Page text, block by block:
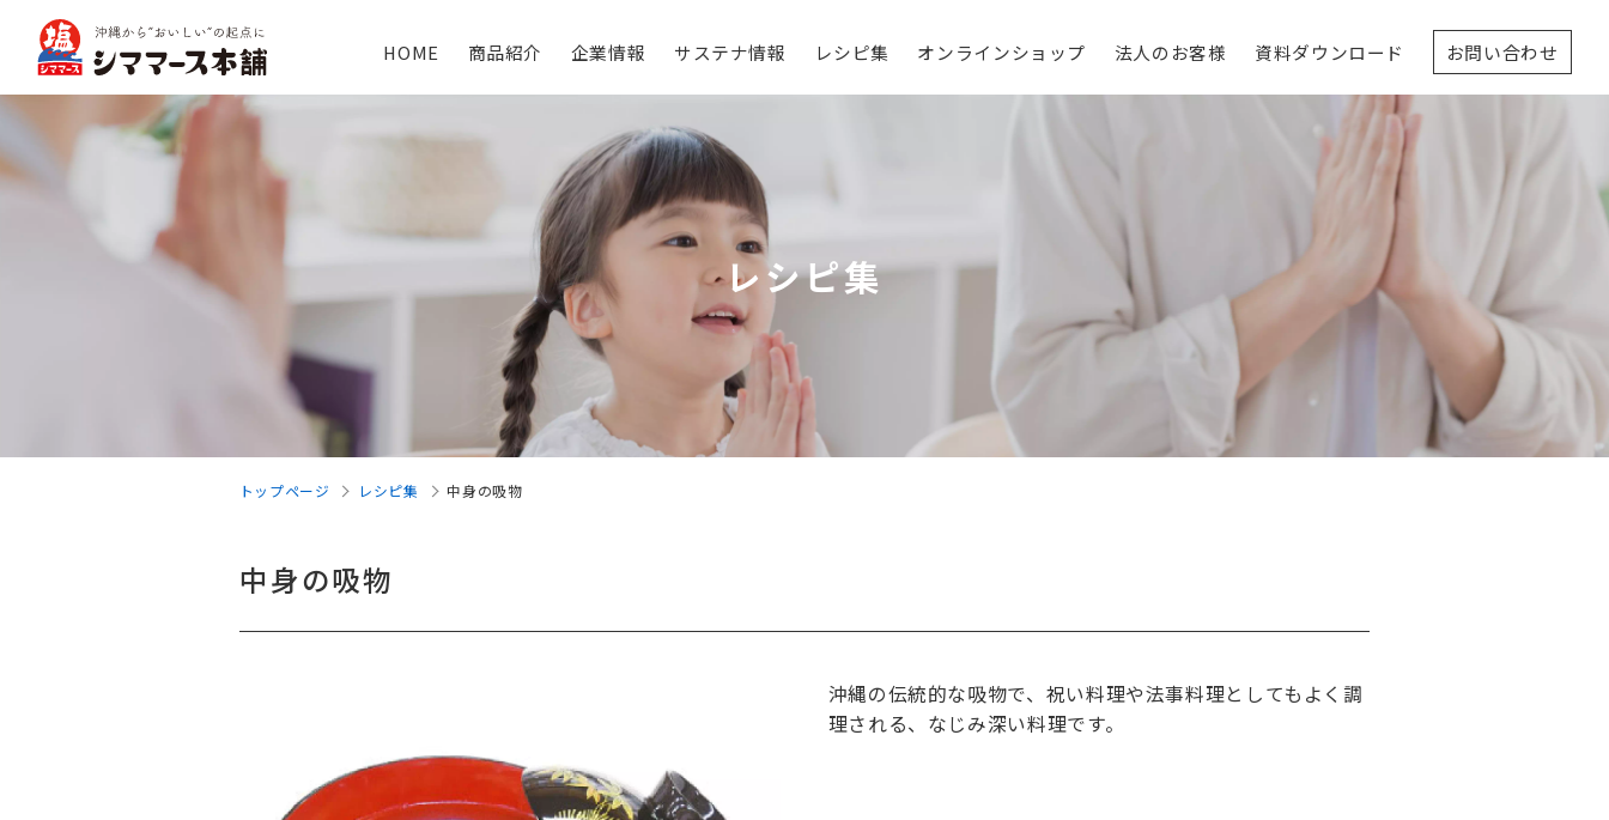
HOME 商品紹介 企業情報 サステナ情報 レシピ集 オンラインショップ 法人のお客様 資料ダウンロード お問い合わせ
レシピ集
トップページ レシピ集 中身の吸物
中身の吸物
沖縄の伝統的な吸物で、祝い料理や法事料理としてもよく調
理される、なじみ深い料理です。